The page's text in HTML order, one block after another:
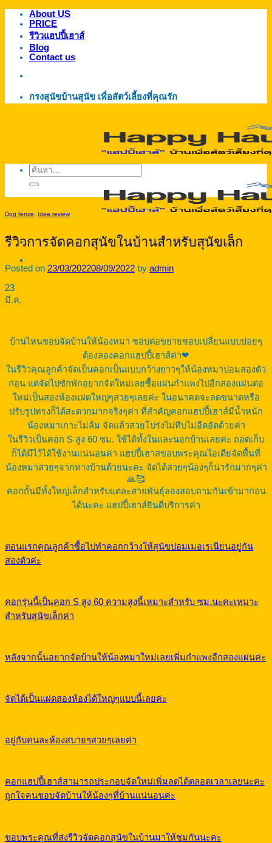
ข้าม
เนื้อหา
About US
PRICE
รีวิวแฮปปี้เฮาส์
Blog
Contact us
กรงสุนัขบ้านสุนัข เพื่อสัตว์เลี้ยงที่คุณรัก
ค้นหา:
Dog fence, Idea review
รีวิวการจัดคอกสุนัขในบ้านสำหรับสุนัขเล็ก
Posted on 23/03/202208/09/2022 by admin
23
มี.ค.
บ้านไหนชอบจัดบ้านให้น้องหมา ชอบต่อขยายชอบเปลี่ยนแบบบ่อยๆ
ต้องลองคอกแฮปปี้เฮาส์ค่า❤
ในรีวิวคุณลูกค้าจัดเป็นคอกเป็นแบบกว้างยาวๆให้น้องหมาปอมสองตัว
ก่อน แต่จัดไปซักพักอยากจัดใหม่เลยซื้อแผ่นกำแพงไปอีกสองแผ่นต่อ
ใหม่เป็นสองห้องแฝดใหญ่ๆสวยๆเลยค่ะ ในอนาคตจะลดขนาดหรือ
ปรับรูปทรงก็ได้สะดวกมากจริงๆค่า ที่สำคัญคอกแฮปปี้เฮาส์มีน้ำหนัก
น้องหมาเกาะไม่ล้ม จัดแล้วสวยโปร่งไม่ทึบไม่อีดอัดด้วยค่า
ในรีวิวเป็นคอก S สูง 60 ซม. ใช้ได้ทั้งในและนอกบ้านเลยค่ะ ถอดเก็บ
ก็ได้มีไว้ได้ใช้งานแน่นอนค่า แฮปปี้เฮาสขอบพระคุณไอเดียจัดพื้นที่
น้องหมาสวยๆจากทางบ้านด้วยนะคะ จัดได้สวยๆน้องๆก็น่ารักมากๆค่า
🙏🥰
คอกกั้นมีทั้งใหญ่เล็กสำหรับแต่ละสายพันธุ์ลองสอบถามกันเข้ามาก่อน
ได้นะคะ แฮปปี้เฮาส์ยินดีบริการค่า
ตอนแรกคุณลูกค้าซื้อไปทำคอกกว้างให้สุนัขปอมเมอเรเนียนอยู่กัน
สองตัวค่ะ
คอกรุ่นนี้เป็นคอก S สูง 60 ความสูงนี้เหมาะสำหรับ ซม.นะคะเหมาะ
สำหรับสุนัขเล็กค่า
หลังจากนั้นอยากจัดบ้านให้น้องหมาใหม่เลยเพิ่มกำแพงอีกสองแผ่นค่ะ
จัดได้เป็นแฝดสองห้องได้ใหญ่ๆแบบนี้เลยค่ะ
อยู่กับคนละห้องสบายๆสวยๆเลยค่า
คอกแฮปปี้เฮาส์สามารถประกอบจัดใหม่เพิ่มลดได้ตลอดเวลาเลยนะคะ
ถูกใจคนชอบจัดบ้านให้น้องๆที่บ้านแน่นอนค่ะ
ขอบพระคุณที่ส่งรีวิวจัดคอกสุนัขในบ้านมาให้ชมกันนะคะ